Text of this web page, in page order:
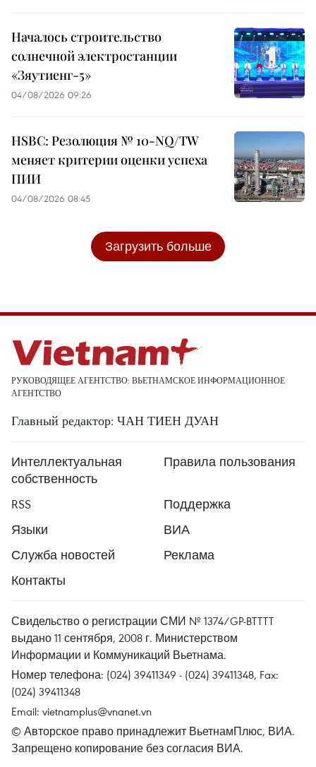
Началось строительство
солнечной электростанции
«Зяутиенг-5»
04/08/2026 09:26
HSBC: Резолюция № 10-NQ/TW
меняет критерии оценки успеха
ПИИ
04/08/2026 08:45
Загрузить больше
РУКОВОДЯЩЕЕ АГЕНТСТВО: ВЬЕТНАМСКОЕ ИНФОРМАЦИОННОЕ
АГЕНТСТВО
Главный редактор: ЧАН ТИЕН ДУАН
Интеллектуальная
собственность
Правила пользования
RSS
Поддержка
Языки
ВИА
Служба новостей
Реклама
Контакты
Свидельство о регистрации СМИ № 1374/GP-BTTTT
выдано 11 сентября, 2008 г. Министерством
Информации и Коммуникаций Вьетнама.
Номер телефона: (024) 39411349 - (024) 39411348, Fax:
(024) 39411348
Email: vietnamplus@vnanet.vn
© Авторское право принадлежит ВьетнамПлюс, ВИА.
Запрещено копирование без согласия ВИА.